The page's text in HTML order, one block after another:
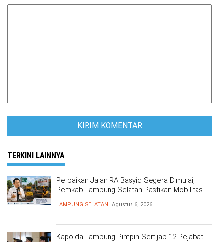
TERKINI LAINNYA
Perbaikan Jalan RA Basyid Segera Dimulai,
Pemkab Lampung Selatan Pastikan Mobilitas
LAMPUNG SELATAN Agustus 6, 2026
Kapolda Lampung Pimpin Sertijab 12 Pejabat